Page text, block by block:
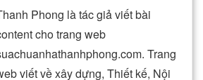
Phong là tác giả viết bài
cho trang web
Trang
viết về xây dựng, Thiết kế, Nội